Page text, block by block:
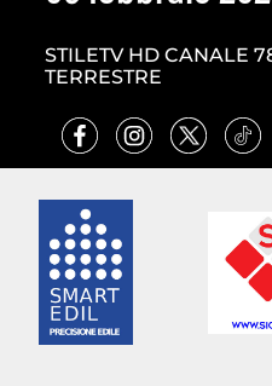
STILETV HD CANALE
TERRESTRE